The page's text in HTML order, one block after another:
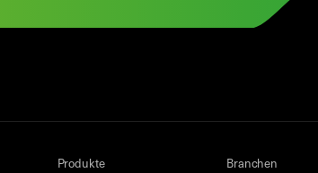
Produkte Branchen